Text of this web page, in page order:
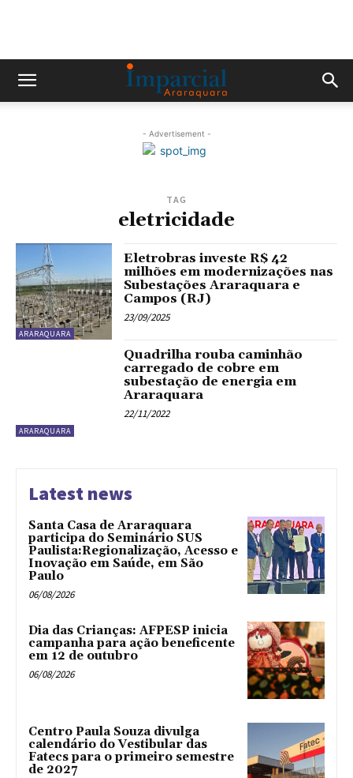
- Advertisement -
TAG
eletricidade
ARARAQUARA
Eletrobras investe R$ 42
milhões em modernizações nas
Subestações Araraquara e
Campos (RJ)
23/09/2025
ARARAQUARA
Quadrilha rouba caminhão
carregado de cobre em
subestação de energia em
Araraquara
22/11/2022
Latest news
Santa Casa de Araraquara
participa do Seminário SUS
Paulista:Regionalização, Acesso e
Inovação em Saúde, em São
Paulo
06/08/2026
Dia das Crianças: AFPESP inicia
campanha para ação beneficente
em 12 de outubro
06/08/2026
Centro Paula Souza divulga
calendário do Vestibular das
Fatecs para o primeiro semestre
de 2027